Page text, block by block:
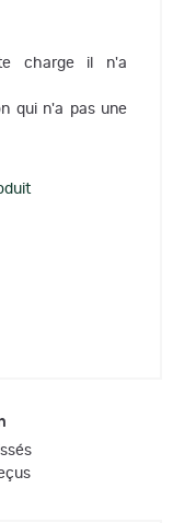
charge il n'a
qui n'a pas une